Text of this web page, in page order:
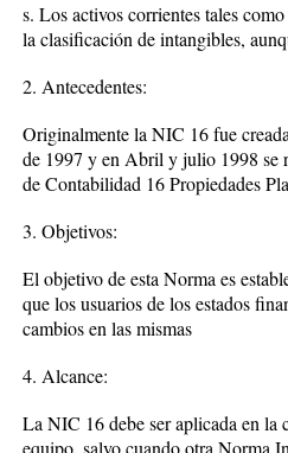
s. Los activos corrientes tales
la clasificación de intangibles,
2. Antecedentes:
Originalmente la NIC 16 fue
de 1997 y en Abril y julio 1998 se
de Contabilidad 16 Propiedades
3. Objetivos:
El objetivo de esta Norma es
que los usuarios de los estados
cambios en las mismas
4. Alcance:
La NIC 16 debe ser aplicada en la
equipo, salvo cuando otra Norma